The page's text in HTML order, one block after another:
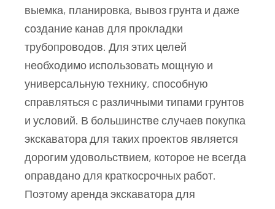
выемка, планировка, вывоз грунта и даже
создание канав для прокладки
трубопроводов. Для этих целей
необходимо использовать мощную и
универсальную технику, способную
справляться с различными типами грунтов
и условий. В большинстве случаев покупка
экскаватора для таких проектов является
дорогим удовольствием, которое не всегда
оправдано для краткосрочных работ.
Поэтому аренда экскаватора для